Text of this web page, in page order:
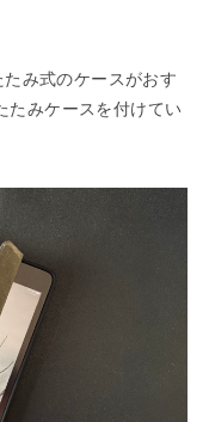
み式のケースがおす
たみケースを付けてい